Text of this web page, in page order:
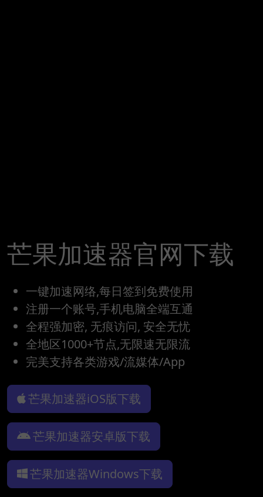
芒果加速器官网下载
一键加速网络,每日签到免费使用
注册一个账号,手机电脑全端互通
全程强加密, 无痕访问, 安全无忧
全地区1000+节点,无限速无限流
完美支持各类游戏/流媒体/App
芒果加速器iOS版下载
芒果加速器安卓版下载
芒果加速器Windows下载